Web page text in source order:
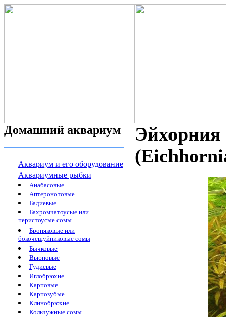
Домашний аквариум
Аквариум и его оборудование
Аквариумные рыбки
Анабасовые
Аптеронотовые
Бадиевые
Бахромчатоусые или
перистоусые сомы
Броняковые или
бокочешуйниковые сомы
Бычковые
Вьюновые
Гудиевые
Иглобрюхие
Карповые
Карпозубые
Клинобрюхие
Кольчужные сомы
Эйхорния